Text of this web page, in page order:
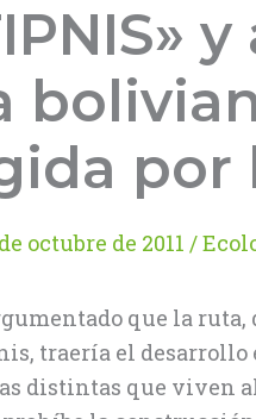
por
octubre de 2011 /
que la ruta,
traería el desarrollo
distintas que viven